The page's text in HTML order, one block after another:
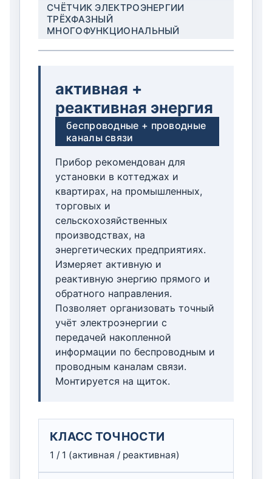
СЧЁТЧИК ЭЛЕКТРОЭНЕРГИИ
ТРЁХФАЗНЫЙ
МНОГОФУНКЦИОНАЛЬНЫЙ
активная +
реактивная энергия
беспроводные + проводные
каналы связи
Прибор рекомендован для
установки в коттеджах и
квартирах, на промышленных,
торговых и
сельскохозяйственных
производствах, на
энергетических предприятиях.
Измеряет активную и
реактивную энергию прямого и
обратного направления.
Позволяет организовать точный
учёт электроэнергии с
передачей накопленной
информации по беспроводным и
проводным каналам связи.
Монтируется на щиток.
КЛАСС ТОЧНОСТИ
1 / 1 (активная / реактивная)